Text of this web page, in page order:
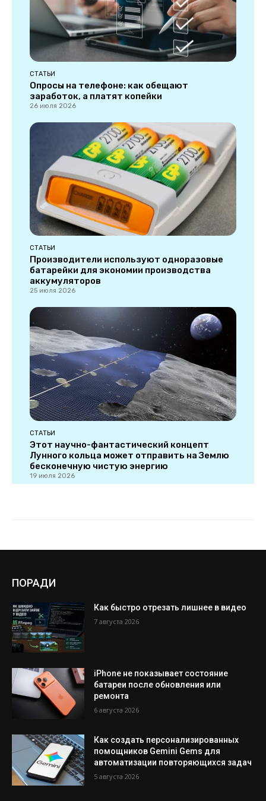
ПОРАДИ
Как быстро отрезать лишнее в видео
7 августа 2026
iPhone не показывает состояние
батареи после обновления или
ремонта
6 августа 2026
Как создать персонализированных
помощников Gemini Gems для
автоматизации повторяющихся задач
5 августа 2026